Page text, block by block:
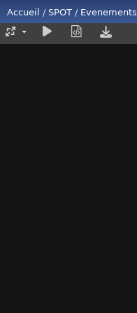
Accueil / SPOT / Evenements